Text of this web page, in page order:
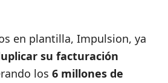
en plantilla, Impulsion, ya
su facturación
los 6 millones de